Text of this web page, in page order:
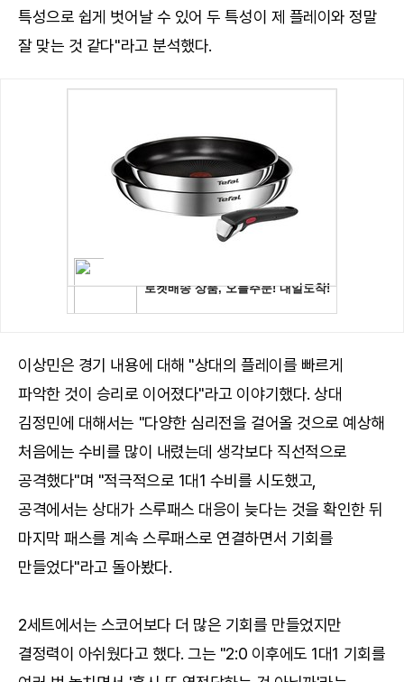
특성으로 쉽게 벗어날 수 있어 두 특성이 제 플레이와 정말
잘 맞는 것 같다"라고 분석했다.
이상민은 경기 내용에 대해 "상대의 플레이를 빠르게
파악한 것이 승리로 이어졌다"라고 이야기했다. 상대
김정민에 대해서는 "다양한 심리전을 걸어올 것으로 예상해
처음에는 수비를 많이 내렸는데 생각보다 직선적으로
공격했다"며 "적극적으로 1대1 수비를 시도했고,
공격에서는 상대가 스루패스 대응이 늦다는 것을 확인한 뒤
마지막 패스를 계속 스루패스로 연결하면서 기회를
만들었다"라고 돌아봤다.
2세트에서는 스코어보다 더 많은 기회를 만들었지만
결정력이 아쉬웠다고 했다. 그는 "2:0 이후에도 1대1 기회를